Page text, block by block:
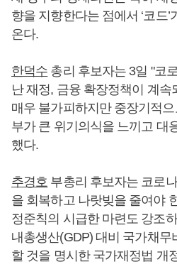
향을 지향한다는 점에서 ‘코드
온다.
한덕수 총리 후보자는 3일 "코
난 재정, 금융 확장정책이 계
매우 불가피하지만 중장기적
부가 큰 위기의식을 느끼고 대
했다.
추경호 부총리 후보자는 코로
을 회복하고 나랏빚을 줄여야
정준칙의 시급한 마련도 강조
내총생산(GDP) 대비 국가채무
할 것을 명시한 국가재정법 개